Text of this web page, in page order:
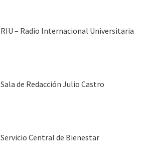
RIU – Radio Internacional Universitaria
Sala de Redacción Julio Castro
Servicio Central de Bienestar